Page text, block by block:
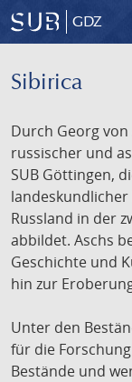
GDZ
Sibirica
Durch Georg
russischer und
SUB Göttingen,
Russland in der
abbildet. Aschs
Geschichte und
hin zur
Unter den
für die
Bestände und